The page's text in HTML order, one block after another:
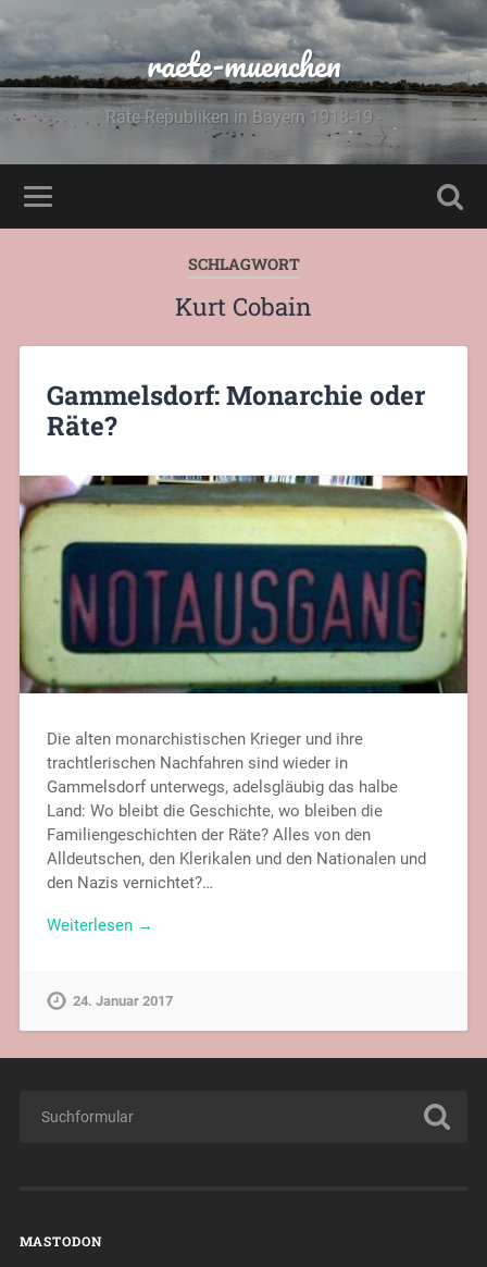
raete-muenchen
Räte-Republiken in Bayern 1918-19 -
SCHLAGWORT
Kurt Cobain
Gammelsdorf: Monarchie oder
Räte?
Die alten monarchistischen Krieger und ihre
trachtlerischen Nachfahren sind wieder in
Gammelsdorf unterwegs, adelsgläubig das halbe
Land: Wo bleibt die Geschichte, wo bleiben die
Familiengeschichten der Räte? Alles von den
Alldeutschen, den Klerikalen und den Nationalen und
den Nazis vernichtet?…
Weiterlesen →
24. Januar 2017
MASTODON